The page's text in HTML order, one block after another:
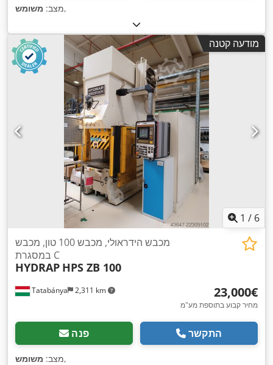
מצב: משומש ,
מודעה קטנה
1 / 6
Tatabánya 2,311 km
מכבש הידראולי, מכבש 100 טון, מכבש
במסגרת C
HYDRAP HPS ZB 100
‏23,000 ‏€
מחיר קבוע בתוספת מע"מ
פנה התקשר
מצב: משומש ,